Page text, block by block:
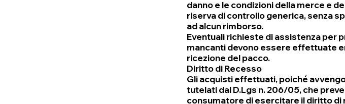
danno e le condizioni della merce e
riserva di controllo generica, senza
ad alcun rimborso.
Eventuali richieste di assistenza per
mancanti devono essere effettuate
ricezione del pacco.
Diritto di Recesso
Gli acquisti effettuati, poiché
tutelati dal D.Lgs n. 206/05, che
consumatore di esercitare il diritto di